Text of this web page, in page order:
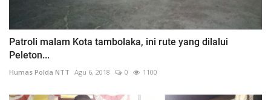
Patroli malam Kota tambolaka, ini rute yang dilalui
Peleton...
Humas Polda NTT Agu 6, 2018 0 1100